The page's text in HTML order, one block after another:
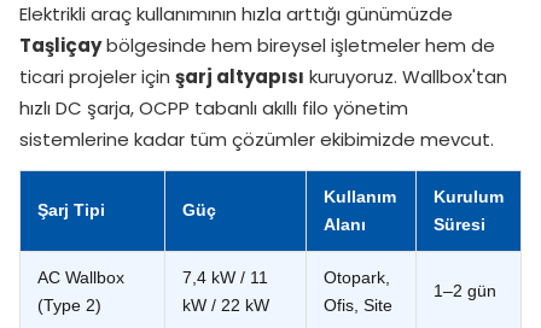
Elektrikli araç kullanımının hızla arttığı günümüzde
Taşliçaybölgesinde hem bireysel işletmeler hem de
ticari projeler için şarj altyapısı kuruyoruz. Wallbox'tan
hızlı DC şarja, OCPP tabanlı akıllı filo yönetim
sistemlerine kadar tüm çözümler ekibimizde mevcut.
Şarj Tipi Güç
Kullanım
Alanı
Kurulum
Süresi
AC Wallbox
(Type 2)
7,4 kW / 11
kW / 22 kW
Otopark,
Ofis, Site
1–2 gün